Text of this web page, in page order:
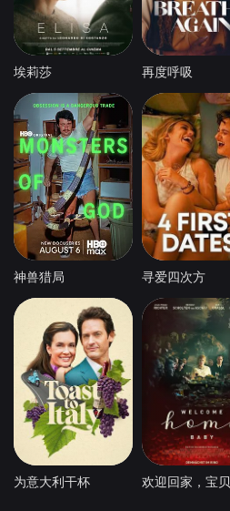
埃莉莎 再度呼吸
神兽猎局 寻爱四次方
为意大利干杯 欢迎回家，宝贝